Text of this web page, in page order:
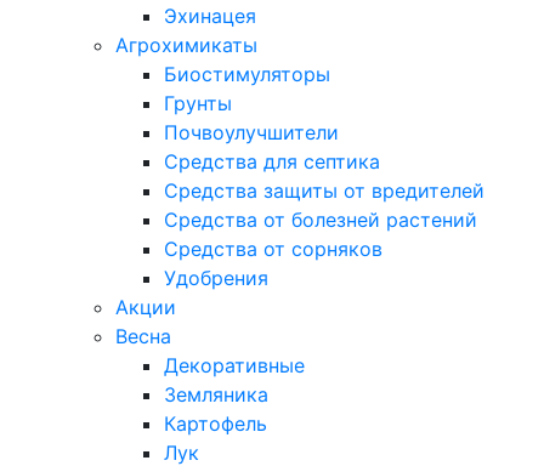
Эхинацея
Агрохимикаты
Биостимуляторы
Грунты
Почвоулучшители
Средства для септика
Средства защиты от вредителей
Средства от болезней растений
Средства от сорняков
Удобрения
Акции
Весна
Декоративные
Земляника
Картофель
Лук